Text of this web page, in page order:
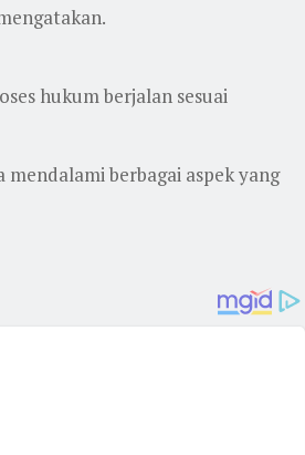
hukum berjalan sesuai
berbagai aspek yang